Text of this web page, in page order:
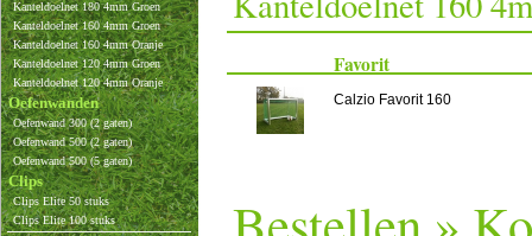
Kanteldoelnet 180 4mm Groen
Kanteldoelnet 160 4mm Groen
Kanteldoelnet 160 4mm Oranje
Kanteldoelnet 120 4mm Groen
Kanteldoelnet 120 4mm Oranje
Oefenwanden
Oefenwand 300 (2 gaten)
Oefenwand 500 (2 gaten)
Oefenwand 500 (5 gaten)
Clips
Clips Elite 50 stuks
Clips Elite 100 stuks
Favorit
Calzio Favorit 160